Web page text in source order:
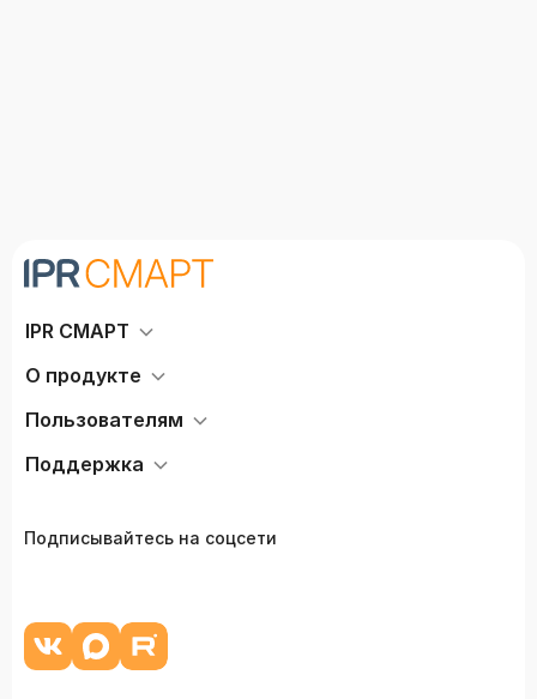
IPR СМАРТ
О продукте
Пользователям
Поддержка
Подписывайтесь на соцсети